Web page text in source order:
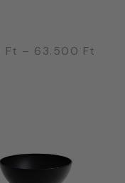
Ft – 63.500 Ft